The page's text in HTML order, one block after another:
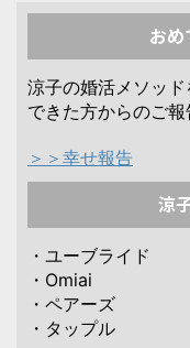
おめ
涼子の婚活メソッ
できた方からのご報
＞＞幸せ報告
涼
・ユーブライド
・Omiai
・ペアーズ
・タップル